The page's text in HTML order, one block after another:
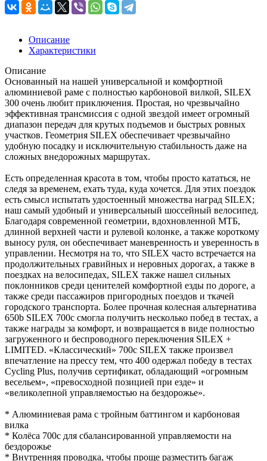
Описание
Характеристики
Описание
Основанный на нашей универсальной и комфортной
алюминиевой раме с полностью карбоновой вилкой, SILEX
300 очень любит приключения. Простая, но чрезвычайно
эффективная трансмиссия с одной звездой имеет огромный
диапазон передач для крутых подъемов и быстрых ровных
участков. Геометрия SILEX обеспечивает чрезвычайно
удобную посадку и исключительную стабильность даже на
сложных внедорожных маршрутах.
Есть определенная красота в том, чтобы просто кататься, не
следя за временем, ехать туда, куда хочется. Для этих поездок
есть смысл испытать удостоенный множества наград SILEX;
наш самый удобный и универсальный шоссейный велосипед.
Благодаря современной геометрии, вдохновленной МТБ,
длинной верхней части и рулевой колонке, а также короткому
выносу руля, он обеспечивает маневренность и уверенность в
управлении. Несмотря на то, что SILEX часто встречается на
продолжительных гравийных и неровных дорогах, а также в
поездках на велосипедах, SILEX также нашел сильных
поклонников среди ценителей комфортной езды по дороге, а
также среди пассажиров пригородных поездов и ткачей
городского транспорта. Более прочная колесная альтернатива
650b SILEX 700c смогла получить несколько побед в тестах, а
также награды за комфорт, и возвращается в виде полностью
загруженного и беспроводного переключения SILEX +
LIMITED. «Классический» 700c SILEX также произвел
впечатление на прессу тем, что 400 одержал победу в тестах
Cycling Plus, получив сертификат, обладающий «огромным
весельем», «превосходной позицией при езде» и
«великолепной управляемостью на бездорожье».
* Алюминиевая рама с тройным баттингом и карбоновая
вилка
* Колёса 700с для сбалансированной управляемости на
бездорожье
* Внутренняя проводка, чтобы проще разместить багаж